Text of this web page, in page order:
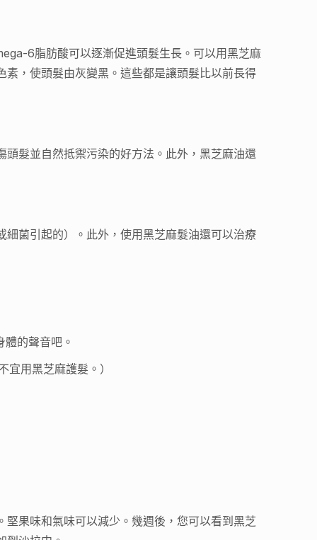
6脂肪酸可以逐漸促進頭髮生長。可以用黑芝麻
，使頭髮由灰變黑。這些都是讓頭髮比以前長得
髮並自然抵禦污染的好方法。此外，黑芝麻油還
菌引起的）。此外，使用黑芝麻髮油還可以治療
的聲音吧。
用黑芝麻護髮。）
果味和氣味可以減少。幾週後，您可以看到黑芝